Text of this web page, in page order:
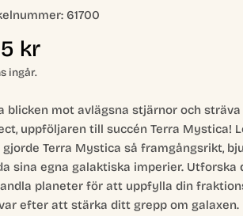
61700
kr
ingår.
blicken mot avlägsna stjärnor och
uppföljaren till succén Terra Mystica!
gjorde Terra Mystica så framgångsrikt,
sina egna galaktiska imperier.
planeter för att uppfylla din
efter att stärka ditt grepp om